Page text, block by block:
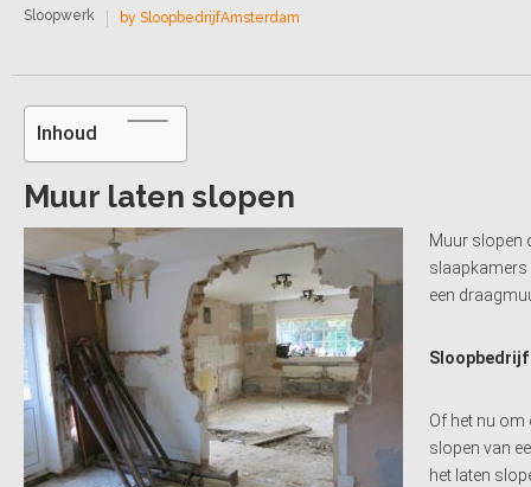
by SloopbedrijfAmsterdam
Sloopwerk
Inhoud
Muur laten slopen
Muur slopen
slaapkamers
een
Sloopbedrijf
Of het nu om
slopen van
het laten